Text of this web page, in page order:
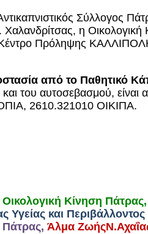
Σύλλογος
η
Πρόληψης
από το Παθητικό
του αυτοσεβασμού, είναι
2610.321010 ΟΙΚΙΠΑ.
Οικολογική Κίνηση Πάτρας,
Υγείας και
Πάτρας, Άλμα ΖωήςΝ